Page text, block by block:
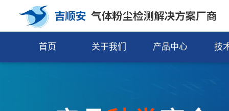
首页 关于我们 产品中心 技